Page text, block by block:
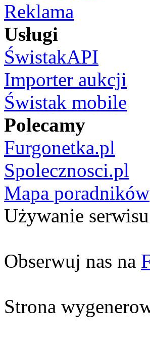
Reklama
Usługi
ŚwistakAPI
Importer aukcji
Świstak mobile
Polecamy
Furgonetka.pl
Spolecznosci.pl
Mapa poradników
Używanie
Obserwuj nas na
Strona